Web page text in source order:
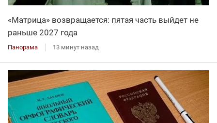
«Матрица» возвращается: пятая часть выйдет не
раньше 2027 года
Панорама 13 минут назад